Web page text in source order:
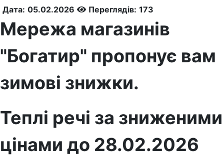
Дата: 05.02.2026 Переглядів: 173
Мережа магазинів
"Богатир" пропонує вам
зимові знижки.
Теплі речі за зниженими
цінами до 28.02.2026